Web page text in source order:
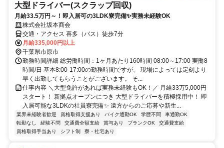
大型ドライバー(スクラップ回収)
月給33.5万円～！即入居可の3LDK寮完備✨実務未経験OK
株式会社坂本商会
交通・アクセス 喜多（バス）徒歩7分
月給335,000円以上
千葉県市原市
勤務時間詳細 総労働時間：1ヶ月あたり160時間 08:00～17:00 実働8
時間/日 基本8:00-17:00の勤務時間ですが、 現場によっては定刻より
早く出勤してもらうことがございます。 そ...
仕事内容 ＼大型免許があれば実務未経験もOK！／ 月給33万5,000円
スタート！ 新拠点オープンにつき 大型ドライバーを積極採用中！ 即
入居可能な3LDKの社員寮完備✨ 遠方からのご応募や新生...
業界未経験者歓迎 資格取得支援あり バイク通勤OK 学歴不問
車通勤OK
転勤なし
経験不問 交通費全額支給 賞与あり ブランクOK
交通費支給
資格取得手当あり
シフト制 寮・社宅あり